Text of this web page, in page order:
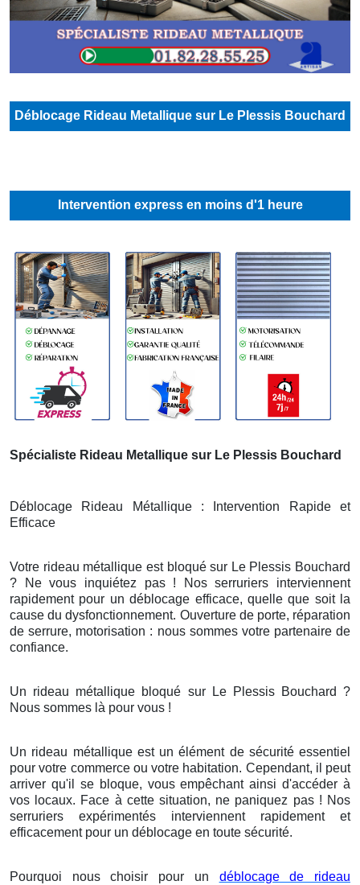
Déblocage Rideau Metallique sur Le Plessis Bouchard
Intervention express en moins d'1 heure
Spécialiste Rideau Metallique sur Le Plessis Bouchard
Déblocage Rideau Métallique : Intervention Rapide et
Efficace
Votre rideau métallique est bloqué sur Le Plessis Bouchard
? Ne vous inquiétez pas ! Nos serruriers interviennent
rapidement pour un déblocage efficace, quelle que soit la
cause du dysfonctionnement. Ouverture de porte, réparation
de serrure, motorisation : nous sommes votre partenaire de
confiance.
Un rideau métallique bloqué sur Le Plessis Bouchard ?
Nous sommes là pour vous !
Un rideau métallique est un élément de sécurité essentiel
pour votre commerce ou votre habitation. Cependant, il peut
arriver qu'il se bloque, vous empêchant ainsi d'accéder à
vos locaux. Face à cette situation, ne paniquez pas ! Nos
serruriers expérimentés interviennent rapidement et
efficacement pour un déblocage en toute sécurité.
Pourquoi nous choisir pour un déblocage de rideau